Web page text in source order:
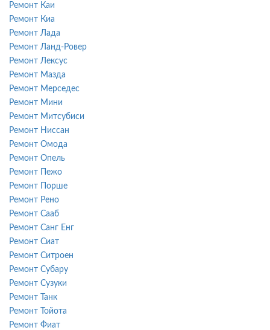
Ремонт Каи
Ремонт Киа
Ремонт Лада
Ремонт Ланд-Ровер
Ремонт Лексус
Ремонт Мазда
Ремонт Мерседес
Ремонт Мини
Ремонт Митсубиси
Ремонт Ниссан
Ремонт Омода
Ремонт Опель
Ремонт Пежо
Ремонт Порше
Ремонт Рено
Ремонт Сааб
Ремонт Санг Енг
Ремонт Сиат
Ремонт Ситроен
Ремонт Субару
Ремонт Сузуки
Ремонт Танк
Ремонт Тойота
Ремонт Фиат